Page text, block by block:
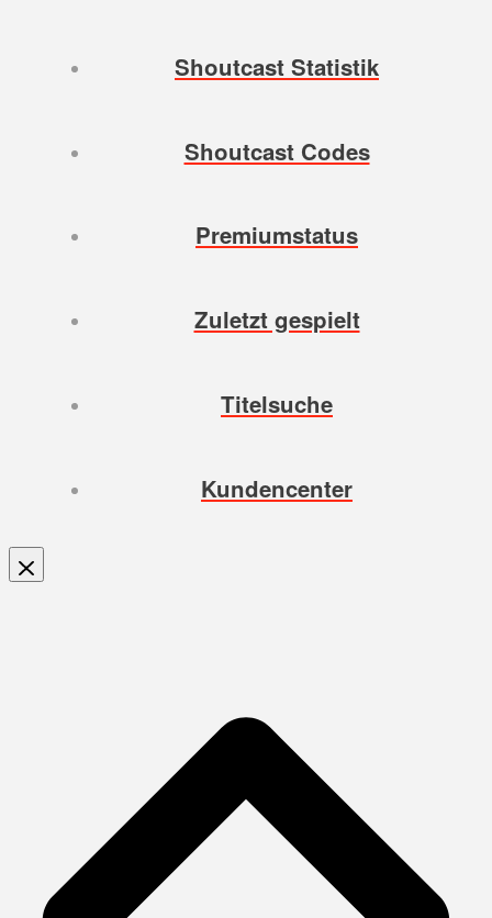
Shoutcast Statistik
Shoutcast Codes
Premiumstatus
Zuletzt gespielt
Titelsuche
Kundencenter